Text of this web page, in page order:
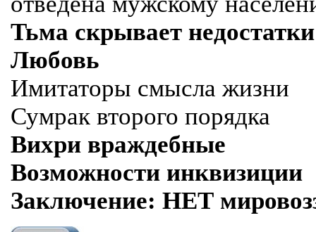
Тьма скрывает
Любовь
Имитаторы смысла жизни
Сумрак второго порядка
Вихри враждебные
Возможности инквизиции
Заключение: НЕТ